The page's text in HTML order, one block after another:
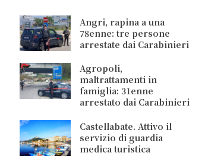
Angri, rapina a una
78enne: tre persone
arrestate dai Carabinieri
Agropoli,
maltrattamenti in
famiglia: 31enne
arrestato dai Carabinieri
Castellabate. Attivo il
servizio di guardia
medica turistica